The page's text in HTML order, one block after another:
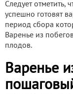
Следует отметить,
успешно готовят
период сбора
Варенье из
плодов.
Варенье